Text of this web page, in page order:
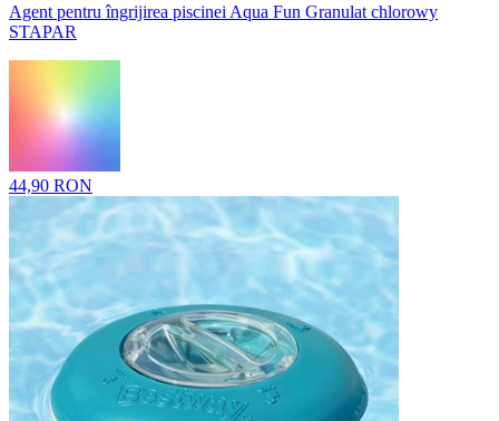
Agent pentru îngrijirea piscinei Aqua Fun Granulat chlorowy
STAPAR
44,90 RON